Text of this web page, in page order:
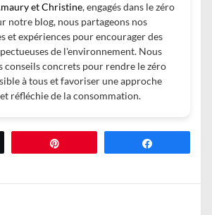
et Christine, engagés dans le zéro
notre blog, nous partageons nos
et expériences pour encourager des
de l'environnement. Nous
conseils concrets pour rendre le zéro
à tous et favoriser une approche
réfléchie de la consommation.